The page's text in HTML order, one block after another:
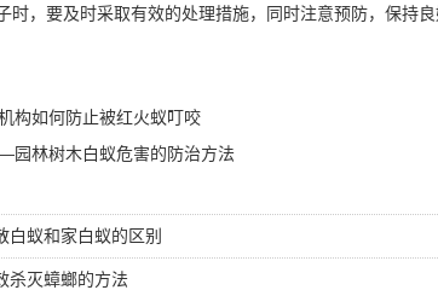
时，要及时采取有效的处理措施，同时注意预防，保持
构如何防止被红火蚁叮咬
林树木白蚁危害的防治方法
白蚁和家白蚁的区别
杀灭蟑螂的方法